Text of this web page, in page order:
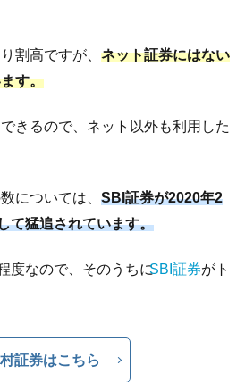
割高ですが、 ネット証券にはない
す。
きるので、ネット以外も利用した
については、 SBI証券が2020年2
て猛追されています。
度なので、そのうちにSBI証券がト
証券はこちら